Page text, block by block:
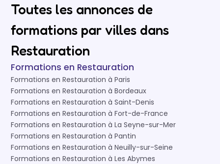
Toutes les annonces de
formations par villes dans
Restauration
Formations en Restauration
Formations en Restauration à Paris
Formations en Restauration à Bordeaux
Formations en Restauration à Saint-Denis
Formations en Restauration à Fort-de-France
Formations en Restauration à La Seyne-sur-Mer
Formations en Restauration à Pantin
Formations en Restauration à Neuilly-sur-Seine
Formations en Restauration à Les Abymes